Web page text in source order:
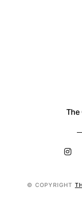
The
© COPYRIGHT